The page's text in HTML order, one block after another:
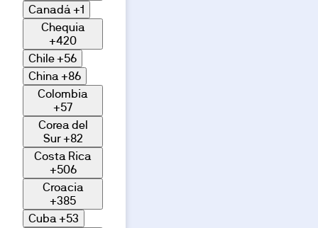
Canadá+1
Chequia
+420
Chile+56
China+86
Colombia
+57
Corea del
Sur+82
Costa Rica
+506
Croacia
+385
Cuba+53